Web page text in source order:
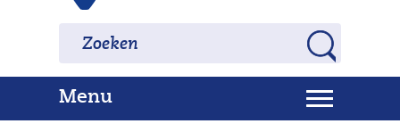
worden
toegestaan
geweigerd.
o
e
Zoeken Zoeken
MenuU
i